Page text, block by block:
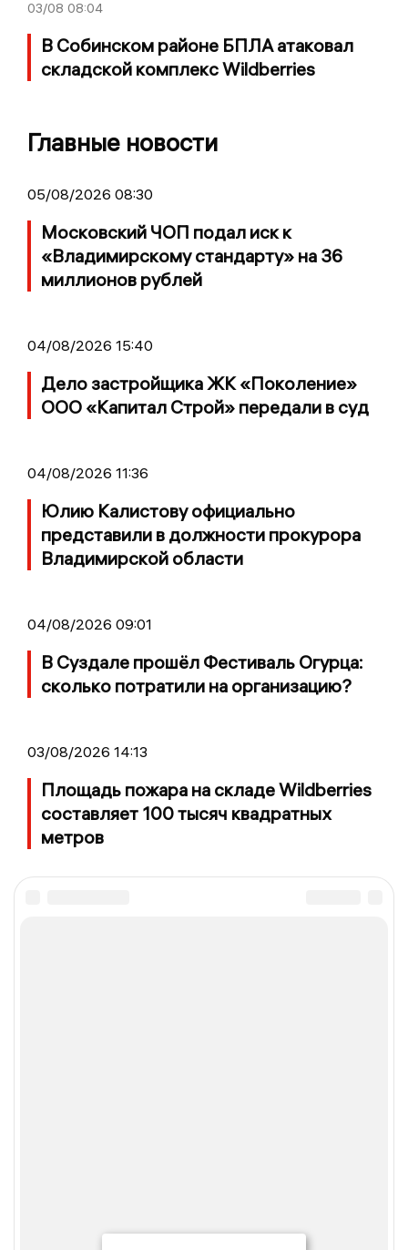
03/08 08:04
В Собинском районе БПЛА атаковал
складской комплекс Wildberries
Главные новости
05/08/2026 08:30
Московский ЧОП подал иск к
«Владимирскому стандарту» на 36
миллионов рублей
04/08/2026 15:40
Дело застройщика ЖК «Поколение»
ООО «Капитал Строй» передали в суд
04/08/2026 11:36
Юлию Калистову официально
представили в должности прокурора
Владимирской области
04/08/2026 09:01
В Суздале прошёл Фестиваль Огурца:
сколько потратили на организацию?
03/08/2026 14:13
Площадь пожара на складе Wildberries
составляет 100 тысяч квадратных
метров